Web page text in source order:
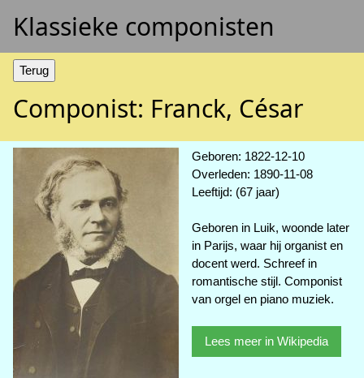
Klassieke componisten
Componist: Franck, César
Geboren: 1822-12-10
Overleden: 1890-11-08
Leeftijd: (67 jaar)
Geboren in Luik, woonde later
in Parijs, waar hij organist en
docent werd. Schreef in
romantische stijl. Componist
van orgel en piano muziek.
Lees meer in Wikipedia